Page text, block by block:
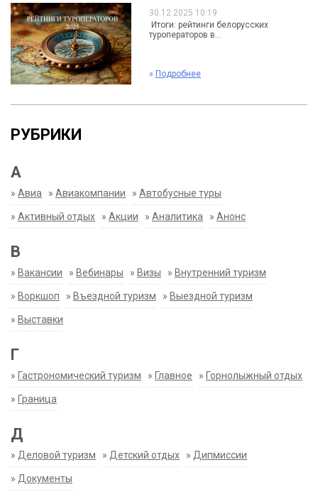
30.12.2025 10:19
Итоги: рейтинги белорусских
туроператоров в...
» Подробнее
РУБРИКИ
А
» Авиа » Авиакомпании » Автобусные туры
» Активный отдых » Акции » Аналитика » Анонс
В
» Вакансии » Вебинары » Визы » Внутренний туризм
» Воркшоп » Въездной туризм » Выездной туризм
» Выставки
Г
» Гастрономический туризм » Главное » Горнолыжный отдых
» Граница
Д
» Деловой туризм » Детский отдых » Дипмиссии
» Документы